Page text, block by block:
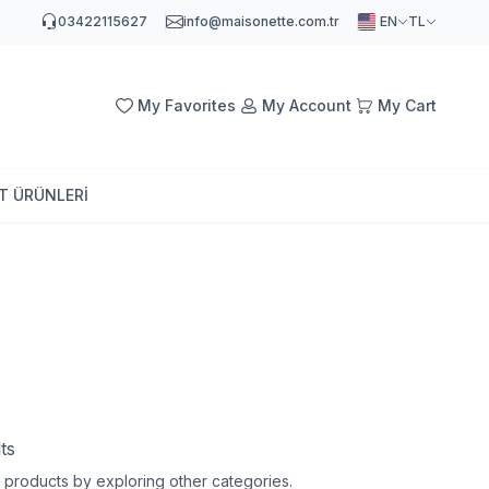
03422115627 info@maisonette.com.tr EN TL
My Favorites My Account My Cart
ÜRÜNLERİ
by exploring other categories.